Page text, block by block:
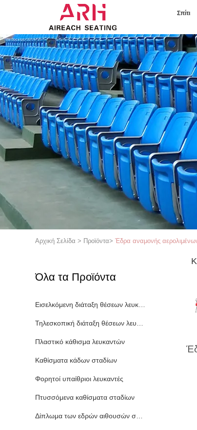
Σπίτι
Αρχική Σελίδα > Προϊόντα> Έδρα αναμονής
Όλα τα Προϊόντα
Πλαστικό κάθισμα λευκαντών
Καθίσματα κάδων σταδίων
Φορητοί υπαίθριοι λευκαντές
Πτυσσόμενα καθίσματα σταδίων